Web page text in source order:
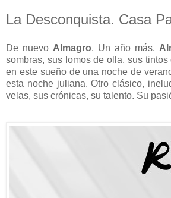
La Desconquista. Casa
De nuevo Almagro. Un año más.
sombras, sus lomos de olla, sus
en este sueño de una noche de
esta noche juliana. Otro clásico,
velas, sus crónicas, su talento. Su